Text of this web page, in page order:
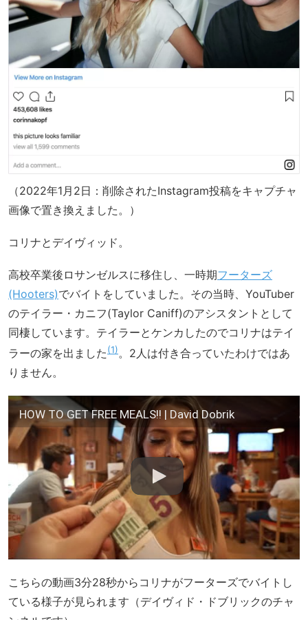
（2022年1月2日：削除されたInstagram投稿をキャプチャ
画像で置き換えました。）
コリナとデイヴィッド。
高校卒業後ロサンゼルスに移住し、一時期フーターズ
(Hooters)でバイトをしていました。その当時、YouTuber
のテイラー・カニフ(Taylor Caniff)のアシスタントとして
同棲しています。テイラーとケンカしたのでコリナはテイ
ラーの家を出ました 1 。2人は付き合っていたわけではあ
りません。
HOW TO GET FREE MEALS!! | David Dobrik
こちらの動画3分28秒からコリナがフーターズでバイトし
ている様子が見られます（デイヴィド・ドブリックのチャ